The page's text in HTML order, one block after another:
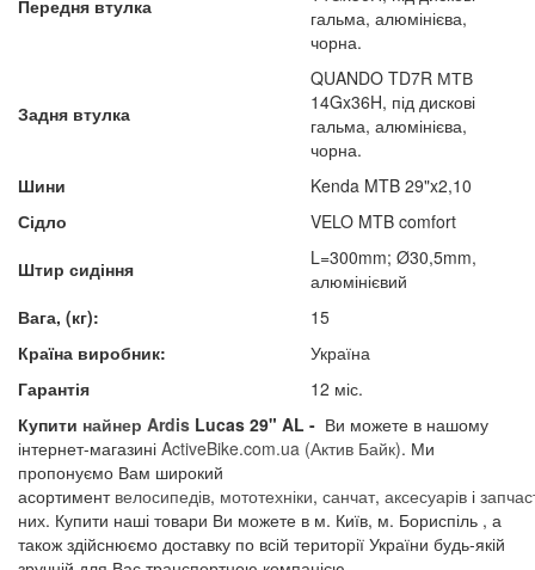
Передня втулка
гальма, алюмінієва,
чорна.
Задня втулка
QUANDO TD7R МТВ
14Gx36H, під дискові
гальма, алюмінієва,
чорна.
Шини
Kenda MTB 29"x2,10
Сідло
VELO MTB comfort
Штир сидіння
L=300mm; Ø30,5mm,
алюмінієвий
Вага, (кг):
15
Країна виробник:
Україна
Гарантія
12 міс.
Купити найнер Ardis Lucas 29" AL - Ви можете в нашому
інтернет-магазині ActiveBike.com.ua (Актив Байк). Ми
пропонуємо Вам широкий
асортимент велосипедів, мототехніки, санчат, аксесуарів і
них. Купити наші товари Ви можете в м. Київ, м. Бориспіль , а
також здійснюємо доставку по всій території України будь-якій